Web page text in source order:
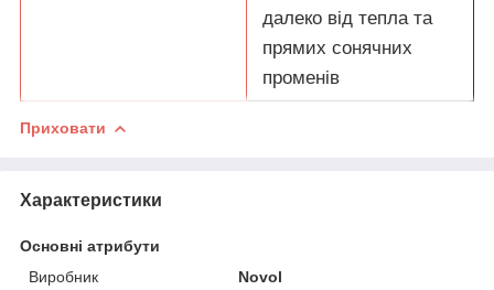
далеко від тепла та
прямих сонячних
променів
Приховати
Характеристики
Основні атрибути
Виробник
Novol